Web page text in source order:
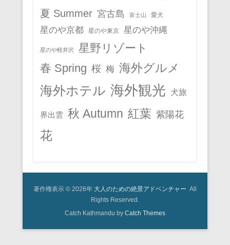
夏 Summer 宮古島 富士山 愛犬
星のや京都 星のや東京 星のや沖縄
星のや軽井沢
星野リゾート
春 Spring 桜 梅 海外グルメ
海外ホテル 海外観光 犬旅
界出雲 秋 Autumn 紅葉 紫陽花
花
著作権表示 © 2026年 大人のための絶景アドベンチャー All
Rights Reserved.
Catch Kathmandu by Catch Themes